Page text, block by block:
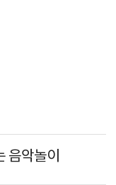
음악놀이